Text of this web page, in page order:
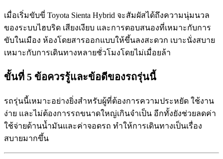
เมื่อเริ่มขับขี่ Toyota Sienta Hybrid จะสัมผัสได้ถึงความนุ่มนวล
ของระบบไฮบริด เสียงเงียบ และการตอบสนองที่เหมาะกับการ
ขับในเมือง ห้องโดยสารออกแบบให้ขึ้นลงสะดวก เบาะนั่งสบาย
เหมาะกับการเดินทางหลายชั่วโมงโดยไม่เมื่อยล้า
ขั้นที่ 5 ข้อควรรู้และข้อดีของรถรุ่นนี้
รถรุ่นนี้เหมาะอย่างยิ่งสำหรับผู้ที่ต้องการความประหยัด ใช้งาน
ง่าย และไม่ต้องการรถขนาดใหญ่เกินจำเป็น อีกทั้งยังช่วยลดค่า
ใช้จ่ายด้านน้ำมันและค่าจอดรถ ทำให้การเดินทางเป็นเรื่อง
สบายมากขึ้น